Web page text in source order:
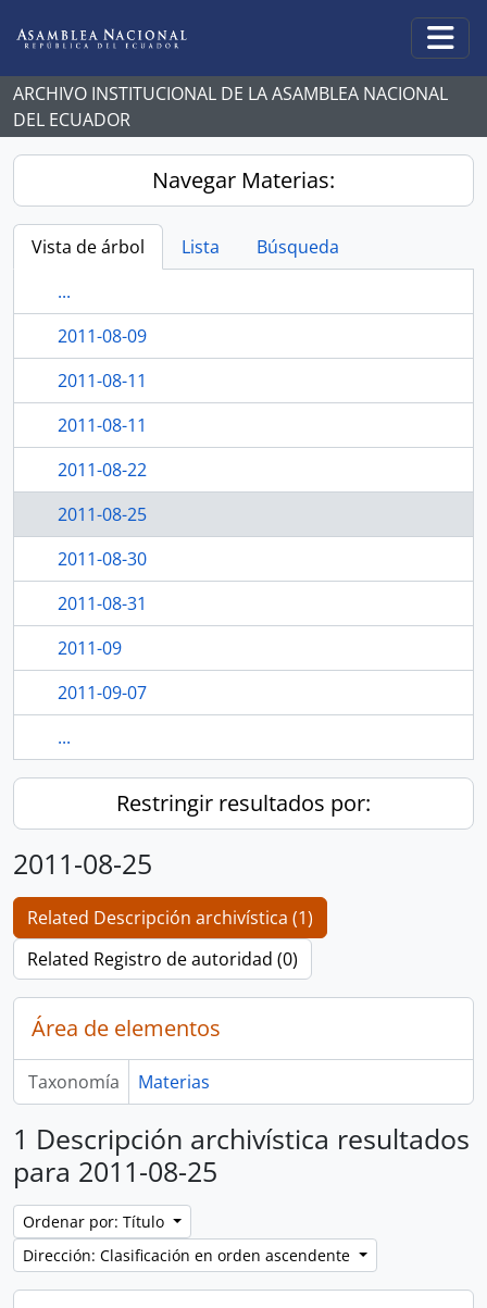
ARCHIVO INSTITUCIONAL DE LA ASAMBLEA NACIONAL
DEL ECUADOR
Navegar Materias:
Vista de árbol Lista
Búsqueda
...
2011-08-09
2011-08-11
2011-08-11
2011-08-22
2011-08-25
2011-08-30
2011-08-31
2011-09
2011-09-07
...
Restringir resultados por:
2011-08-25
Related Descripción archivística (1)
Related Registro de autoridad (0)
Área de elementos
Taxonomía Materias
1 Descripción archivística resultados
para 2011-08-25
Ordenar por: Título
Dirección: Clasificación en orden ascendente